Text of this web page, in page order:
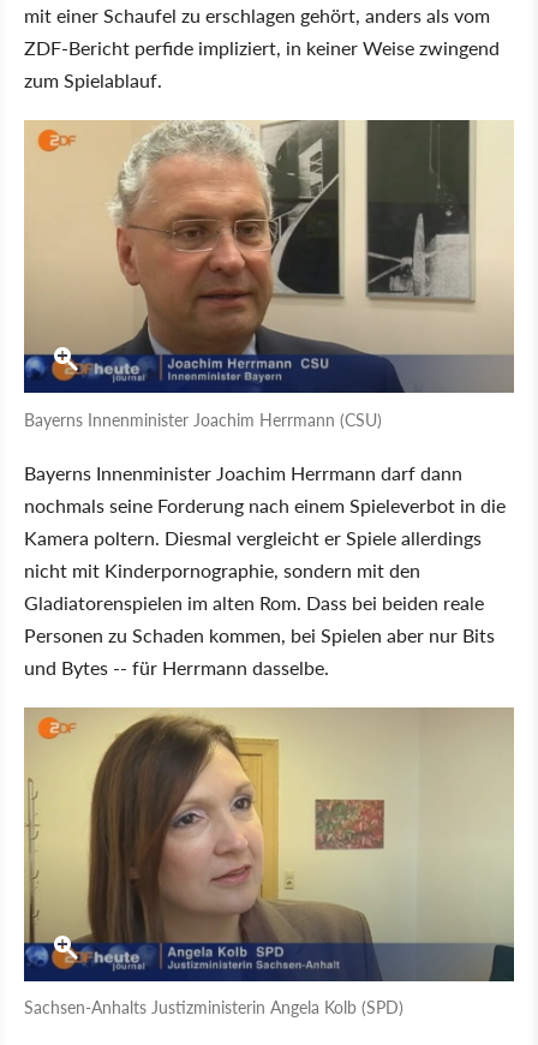
mit einer Schaufel zu erschlagen gehört, anders als vom
ZDF-Bericht perfide impliziert, in keiner Weise zwingend
zum Spielablauf.
Bayerns Innenminister Joachim Herrmann (CSU)
Bayerns Innenminister Joachim Herrmann darf dann
nochmals seine Forderung nach einem Spieleverbot in die
Kamera poltern. Diesmal vergleicht er Spiele allerdings
nicht mit Kinderpornographie, sondern mit den
Gladiatorenspielen im alten Rom. Dass bei beiden reale
Personen zu Schaden kommen, bei Spielen aber nur Bits
und Bytes -- für Herrmann dasselbe.
Sachsen-Anhalts Justizministerin Angela Kolb (SPD)